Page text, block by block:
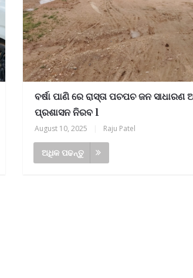
ବର୍ଷା ପାଣି ରେ ରାସ୍ତା ପଚପଚ ଜନ ସାଧାରଣ
ପ୍ରଶାସନ ନିରବ l
August 10, 2025 Raju Patel
ଅଧିକ ପଢନ୍ତୁ
ମନେ